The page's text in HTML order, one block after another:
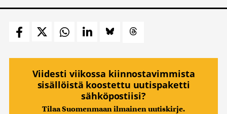
Viidesti viikossa kiinnostavimmista
sisällöistä koostettu uutispaketti
sähköpostiisi?
Tilaa Suomenmaan ilmainen uutiskirje.